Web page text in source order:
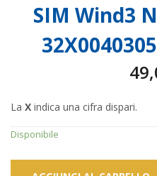
SIM Wind3
La X indica una cifra dispari.
Disponibile